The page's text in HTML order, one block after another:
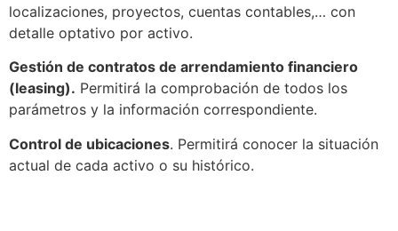
localizaciones, proyectos, cuentas contables,… con
detalle optativo por activo.
Gestión de contratos de arrendamiento financiero
(leasing). Permitirá la comprobación de todos los
parámetros y la información correspondiente.
Control de ubicaciones. Permitirá conocer la situación
actual de cada activo o su histórico.